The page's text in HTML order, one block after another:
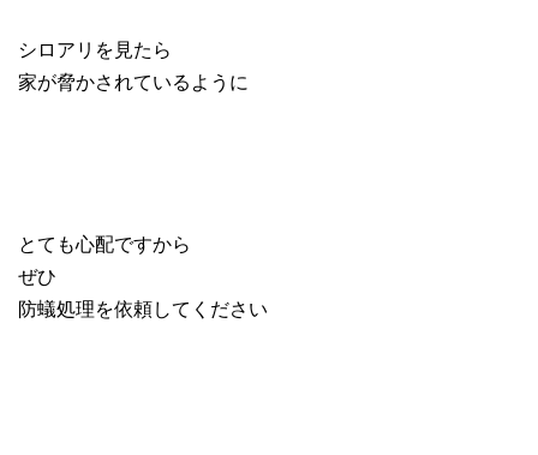
シロアリを見たら
家が脅かされているように
とても心配ですから
ぜひ
防蟻処理を依頼してください